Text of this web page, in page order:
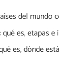
del mundo
es, etapas e
es, dónde